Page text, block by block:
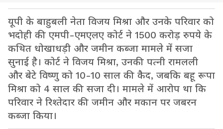
यूपी के बाहुबली नेता विजय मिश्रा और उनके परिवार को
भदोही की एमपी-एमएलए कोर्ट ने 1500 करोड़ रुपये के
कथित धोखाधड़ी और जमीन कब्जा मामले में सजा
सुनाई है। कोर्ट ने विजय मिश्रा, उनकी पत्नी रामलली
और बेटे विष्णु को 10-10 साल की कैद, जबकि बहू रूपा
मिश्रा को 4 साल की सजा दी। मामले में आरोप था कि
परिवार ने रिश्तेदार की जमीन और मकान पर जबरन
कब्जा किया।